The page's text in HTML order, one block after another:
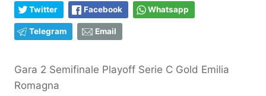
Twitter Facebook Whatsapp
Telegram Email
Gara 2 Semifinale Playoff Serie C Gold Emilia
Romagna